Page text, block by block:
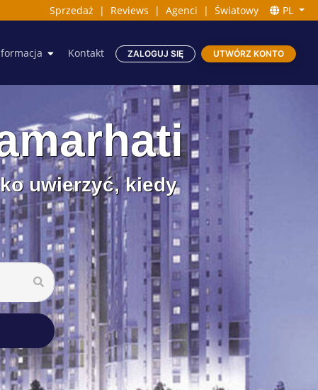
Sprzedaż | Reviews | Agenci | Światowy PL
Kontakt ZALOGUJ SIĘ UTWÓRZ KONTO
uwierzyć, kiedy